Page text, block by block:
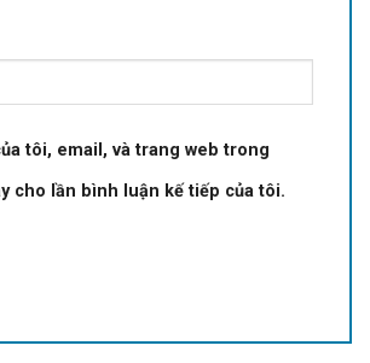
tôi, email, và trang web trong
cho lần bình luận kế tiếp của tôi.